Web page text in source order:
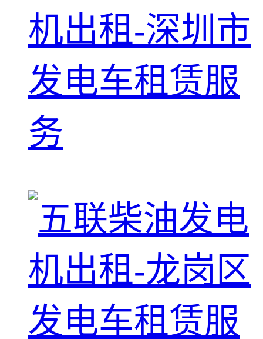
机出租-深圳市
发电车租赁服
务